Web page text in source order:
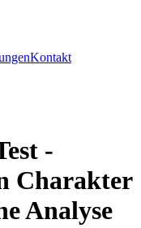
Kontakt
-
Charakter
Analyse